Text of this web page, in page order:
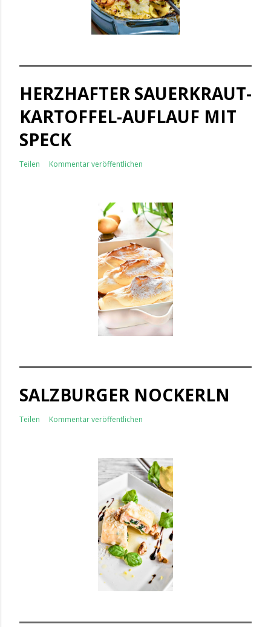
HERZHAFTER SAUERKRAUT-
KARTOFFEL-AUFLAUF MIT
SPECK
Teilen Kommentar veröffentlichen
SALZBURGER NOCKERLN
Teilen Kommentar veröffentlichen